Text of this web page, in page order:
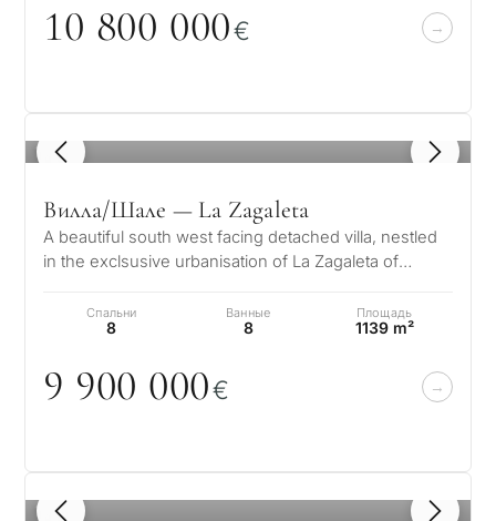
10 800 000€
1 / 8
Вилла/Шале — La Zagaleta
A beautiful south west facing detached villa, nestled
in the exclsusive urbanisation of La Zagaleta of
Спальни
8
Ванные
8
Площадь
1139 m²
9 900 000€
1 / 8